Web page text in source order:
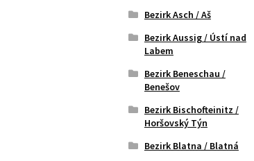
Bezirk Asch / Aš
Bezirk Aussig / Ústí nad
Labem
Bezirk Beneschau /
Benešov
Bezirk Bischofteinitz /
Horšovský Týn
Bezirk Blatna / Blatná